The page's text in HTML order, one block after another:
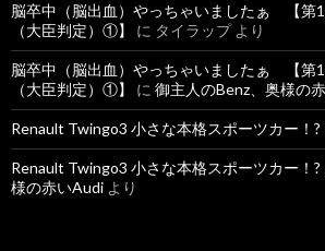
脳卒中（脳出血）やっちゃいましたぁ 【第
（大臣判定）①】
に タイラップより
脳卒中（脳出血）やっちゃいましたぁ 【第
（大臣判定）①】
に 御主人のBenz、奥様の
Renault Twingo3 小さな本格スポーツカー！?
Renault Twingo3 小さな本格スポーツカー！?
様の赤いAudi より